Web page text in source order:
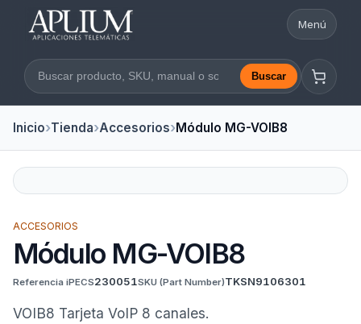
Abrir
Menú
Buscar en la web Buscar
Inicio Tienda Accesorios Módulo MG-VOIB8
ACCESORIOS
Módulo MG-VOIB8
Referencia iPECS230051SKU (Part Number)TKSN9106301
VOIB8 Tarjeta VoIP 8 canales.